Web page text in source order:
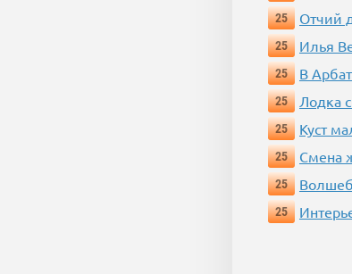
25
Отчий
25
Илья
25
В
25
Лодка
25
Куст
25
Смена
25
25